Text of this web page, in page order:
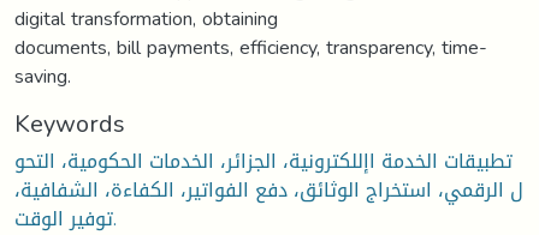
digital transformation, obtaining
documents, bill payments, efficiency, transparency, time-
saving.
Keywords
تطبيقات الخدمة اإللكترونية، الجزائر، الخدمات الحكومية، التحو
ل الرقمي، استخراج الوثائق، دفع الفواتير، الكفاءة، الشفافية،
توفير الوقت.